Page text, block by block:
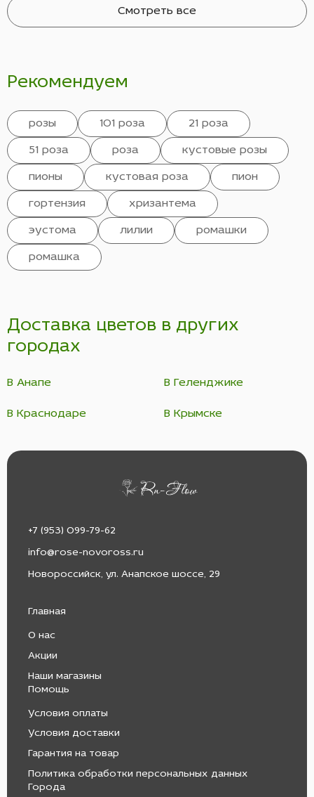
Смотреть все
Рекомендуем
розы 101 роза 21 роза
51 роза роза кустовые розы
пионы кустовая роза пион
гортензия хризантема
эустома лилии ромашки
ромашка
Доставка цветов в других
городах
В Анапе В Геленджике
В Краснодаре В Крымске
+7 (953) 099-79-62
info@rose-novoross.ru
Новороссийск, ул. Анапское шоссе, 29
Главная
О нас
Акции
Наши магазины
Помощь
Условия оплаты
Условия доставки
Гарантия на товар
Политика обработки персональных данных
Города